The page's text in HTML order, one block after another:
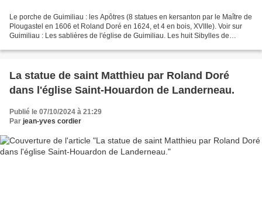
Le porche de Guimiliau : les Apôtres (8 statues en kersanton par le Maître de
Plougastel en 1606 et Roland Doré en 1624, et 4 en bois, XVIIIe). Voir sur
Guimiliau : Les sablières de l'église de Guimiliau. Les huit Sibylles de
La statue de saint Matthieu par Roland Doré
dans l'église Saint-Houardon de Landerneau.
Publié le 07/10/2024 à 21:29
Par jean-yves cordier